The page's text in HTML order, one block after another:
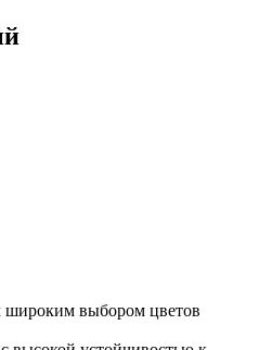
широким выбором цветов